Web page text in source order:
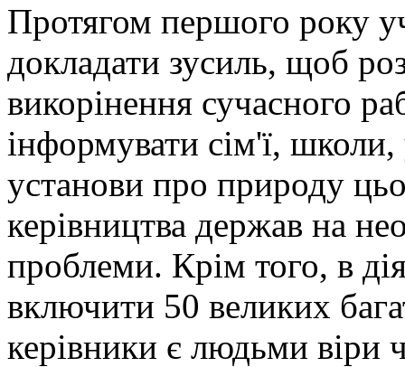
Протягом першого року
докладати зусиль, щоб
викорінення сучасного
інформувати сім'ї, школи,
установи про природу
керівництва держав на
проблеми. Крім того, в
включити 50 великих
керівники є людьми віри